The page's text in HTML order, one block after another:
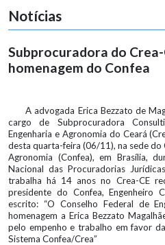
Notícias
Subprocuradora do Crea-
homenagem do Confea
A advogada Erica Bezzato de
cargo de Subprocuradora
Engenharia e Agronomia do Ceará
desta quarta-feira (06/11), na sede do
Agronomia (Confea), em Brasília,
Nacional das Procuradorias
trabalha há 14 anos no Crea-CE
presidente do Confea, Engenheiro
escrito: “O Conselho Federal de
homenagem a Erica Bezzato
pelo empenho e trabalho em favor
Sistema Confea/Crea”